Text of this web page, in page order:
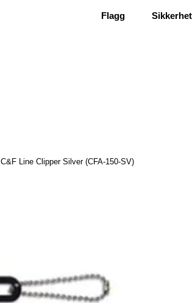
Flagg Sikkerhet
C&F Line Clipper Silver (CFA-150-SV)